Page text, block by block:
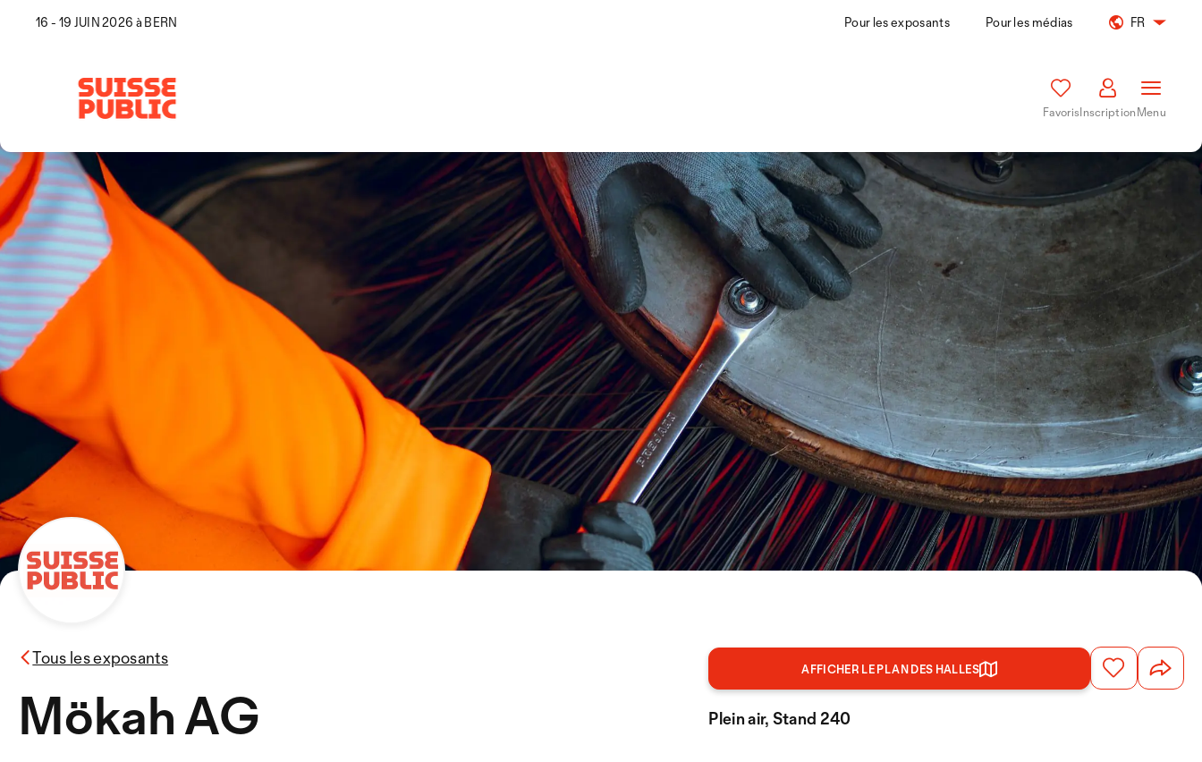
16 - 19 JUIN 2026 à BERN Pour les exposants Pour les médias FR
FavorisInscriptionMenu
Tous les exposants
Mökah AG
AFFICHER LE PLAN DES HALLES
Plein air, Stand 240